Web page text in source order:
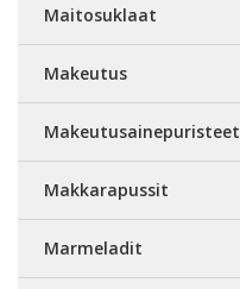
Maitosuklaat
Makeutus
Makeutusainepuristeet
Makkarapussit
Marmeladit